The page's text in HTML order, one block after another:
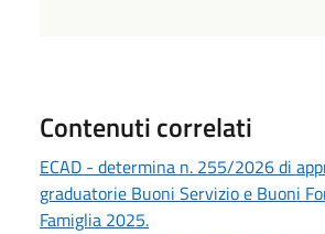
Contenuti correlati
ECAD - determina n. 255/2026 di
graduatorie Buoni Servizio e Buoni
Famiglia 2025.